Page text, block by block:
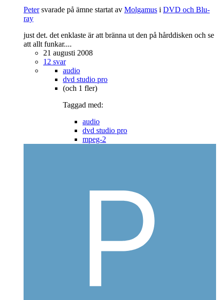
Petersvarade på ämne startat av Molgamus i DVD och Blu-
ray
just det. det enklaste är att bränna ut den på hårddisken och se
att allt funkar....
21 augusti 2008
12 svar
audio
dvd studio pro
(och 1 fler)
Taggad med:
audio
dvd studio pro
mpeg-2